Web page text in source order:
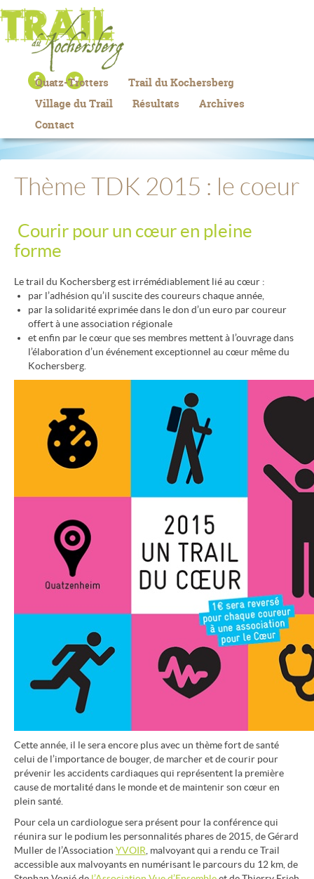
Quatz-Trotters
Trail du Kochersberg
Village du Trail
Résultats
Archives
Contact
Thème TDK 2015 : le coeur
Courir pour un cœur en pleine
forme
Le trail du Kochersberg est irrémédiablement lié au cœur :
par l’adhésion qu’il suscite des coureurs chaque année,
par la solidarité exprimée dans le don d’un euro par coureur
offert à une association régionale
et enfin par le cœur que ses membres mettent à l’ouvrage dans
l’élaboration d’un événement exceptionnel au cœur même du
Kochersberg.
Cette année, il le sera encore plus avec un thème fort de santé
celui de l’importance de bouger, de marcher et de courir pour
prévenir les accidents cardiaques qui représentent la première
cause de mortalité dans le monde et de maintenir son cœur en
plein santé.
Pour cela un cardiologue sera présent pour la conférence qui
réunira sur le podium les personnalités phares de 2015, de Gérard
Muller de l’Association YVOIR , malvoyant qui a rendu ce Trail
accessible aux malvoyants en numérisant le parcours du 12 km, de